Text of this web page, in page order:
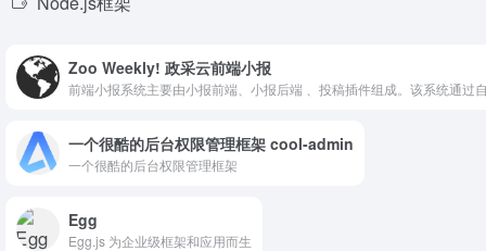
Zoo Weekly! 政采云前端小报
前端小报系统主要由小报前端、小报后端 、投稿插件组成。该系统通
一个很酷的后台权限管理框架 cool-admin
一个很酷的后台权限管理框架
Egg
Egg.js 为企业级框架和应用而生